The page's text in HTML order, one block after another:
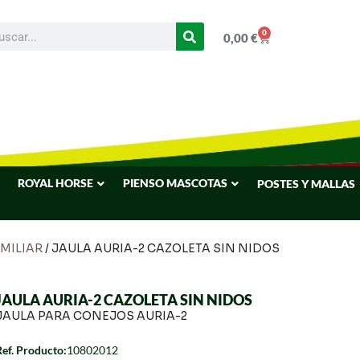
0,00€ 0
ROYAL HORSE PIENSO MASCOTAS POSTES Y MALLAS
/ JAULA AURIA-2 CAZOLETA SIN NIDOS
AURIA-2 CAZOLETA SIN NIDOS
PARA CONEJOS AURIA-2
Producto:10802012